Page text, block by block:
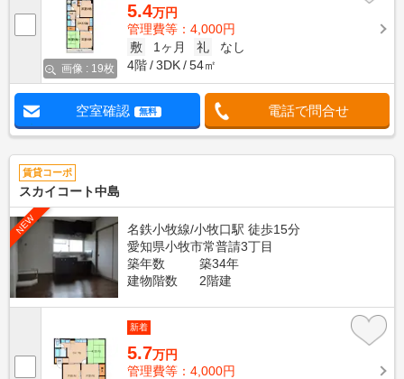
画像 : 19枚
5.4万円
管理費等：4,000円
敷
1ヶ月 礼
なし
4階
3DK 54㎡
空室確認 無料 電話で問合せ
賃貸コーポ
スカイコート中島
NEW
名鉄小牧線/小牧口駅 徒歩15分
愛知県小牧市常普請3丁目
築年数
築34年
建物階数
2階建
新着
5.7万円
管理費等：4,000円